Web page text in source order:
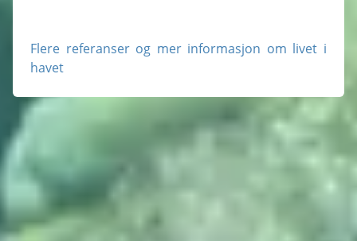
Flere referanser og mer informasjon om livet i
havet